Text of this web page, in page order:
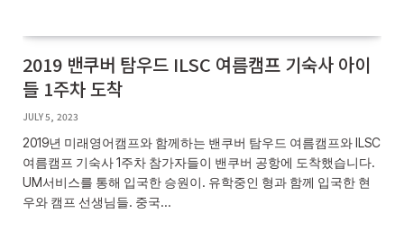
2019 밴쿠버 탐우드 ILSC 여름캠프 기숙사 아이
들 1주차 도착
JULY 5, 2023
2019년 미래영어캠프와 함께하는 밴쿠버 탐우드 여름캠프와 ILSC
여름캠프 기숙사 1주차 참가자들이 밴쿠버 공항에 도착했습니다.
UM서비스를 통해 입국한 승원이. 유학중인 형과 함께 입국한 현
우와 캠프 선생님들. 중국…